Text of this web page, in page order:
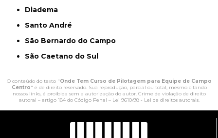
Diadema
Santo André
São Bernardo do Campo
São Caetano do Sul
O conteúdo do texto "Onde Tem Curso de Pilotagem para Equipe de Campo
Centro" é de direito reservado. Sua reprodução, parcial ou total, mesmo citando
nossos links, é proibida sem a autorização do autor. Crime de violação de direito
autoral – artigo 184 do Código Penal – Lei 9610/98 - Lei de direitos autorais.